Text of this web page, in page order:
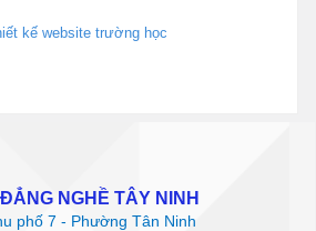
NGHỀ TÂY NINH
phố 7 - Phường Tân Ninh